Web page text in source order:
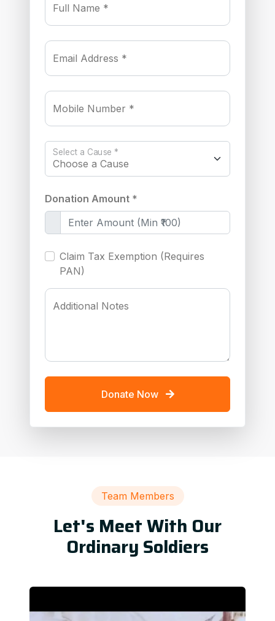
Full Name *
Email Address *
Mobile Number *
Select a Cause *
Donation Amount *
Claim Tax Exemption (Requires
PAN)
Additional Notes
Donate Now
Team Members
Let's Meet With Our
Ordinary Soldiers